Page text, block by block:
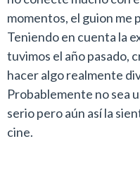
las referencias a las
no funcionó.
Creo que la reciente
Liam Neeson fue
mejor el espíritu del
Si no sos seguidor de la
momentos, el guion me
Teniendo en cuenta la
tuvimos el año pasado,
hacer algo realmente
Probablemente no sea
serio pero aún así la
cine.